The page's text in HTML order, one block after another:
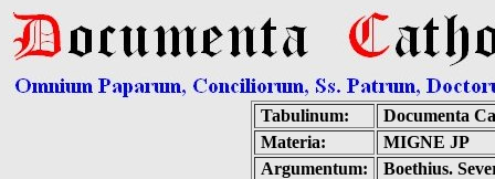
Tabulinum:
Documenta
Materia:
MIGNE JP
Argumentum:
Boethius.